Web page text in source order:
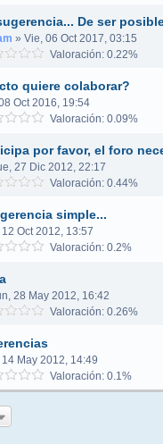
De ser
» Vie, 06 Oct 2017, 03:15
Valoración: 0.22%
quiere colaborar?
Oct 2016, 19:54
Valoración: 0.09%
por favor, el foro
27 Dic 2012, 22:17
Valoración: 0.44%
simple...
Oct 2012, 13:57
Valoración: 0.2%
28 May 2012, 16:42
Valoración: 0.26%
14 May 2012, 14:49
Valoración: 0.1%